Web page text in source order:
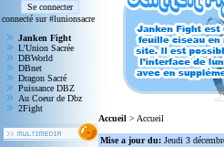
connecté sur #lunionsacre
Janken Fight
L'Union Sacrée
DBWorld
DBnet
Dragon Sacré
Puissance DBZ
Au Coeur de Dbz
2Fight
Accueil > Accueil
Mise a jour du: Jeudi 3